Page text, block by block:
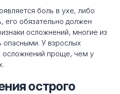
боль в ухе, либо
его обязательно должен
осложнений, многие из
опасными. У взрослых
осложнений проще, чем у
острого